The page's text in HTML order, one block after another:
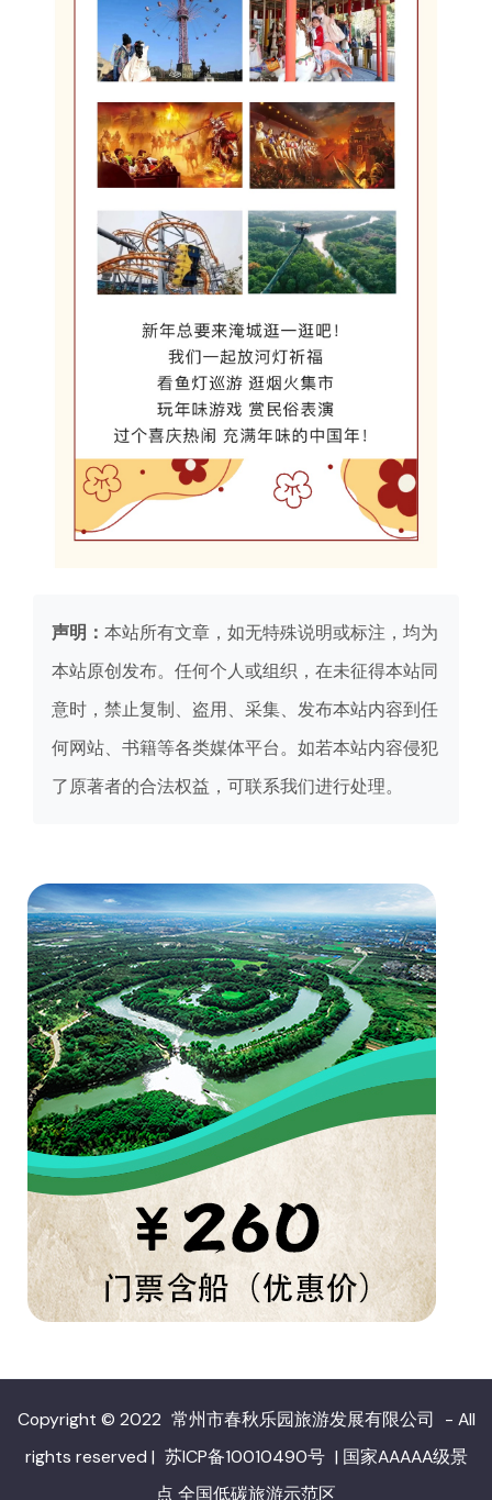
声明： 本站所有文章，如无特殊说明或标注，均为
本站原创发布。任何个人或组织，在未征得本站同
意时，禁止复制、盗用、采集、发布本站内容到任
何网站、书籍等各类媒体平台。如若本站内容侵犯
了原著者的合法权益，可联系我们进行处理。
Copyright © 2022 常州市春秋乐园旅游发展有限公司 - All
rights reserved | 苏ICP备10010490号 | 国家AAAAA级景
点 全国低碳旅游示范区